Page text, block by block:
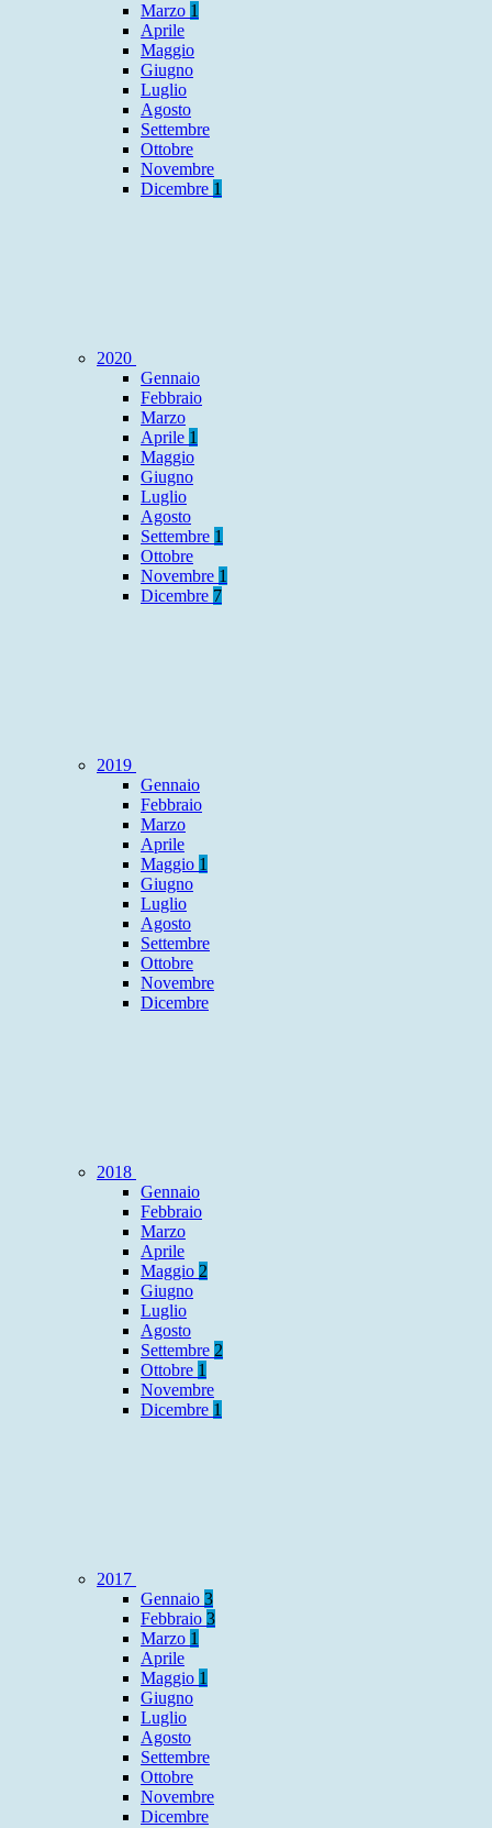
Marzo 1
Aprile
Maggio
Giugno
Luglio
Agosto
Settembre
Ottobre
Novembre
Dicembre 1
2020
Gennaio
Febbraio
Marzo
Aprile 1
Maggio
Giugno
Luglio
Agosto
Settembre 1
Ottobre
Novembre 1
Dicembre 7
2019
Gennaio
Febbraio
Marzo
Aprile
Maggio 1
Giugno
Luglio
Agosto
Settembre
Ottobre
Novembre
Dicembre
2018
Gennaio
Febbraio
Marzo
Aprile
Maggio 2
Giugno
Luglio
Agosto
Settembre 2
Ottobre 1
Novembre
Dicembre 1
2017
Gennaio 3
Febbraio 3
Marzo 1
Aprile
Maggio 1
Giugno
Luglio
Agosto
Settembre
Ottobre
Novembre
Dicembre